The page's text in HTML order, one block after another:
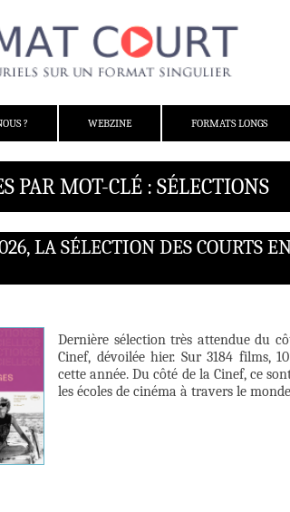
?
WEBZINE FORMATS LONGS
PAR MOT-CLÉ : SÉLECTIONS
LA SÉLECTION DES COURTS
Dernière sélection très attendue du
Cinef, dévoilée hier. Sur 3184 films,
cette année. Du côté de la Cinef, ce
les écoles de cinéma à travers le